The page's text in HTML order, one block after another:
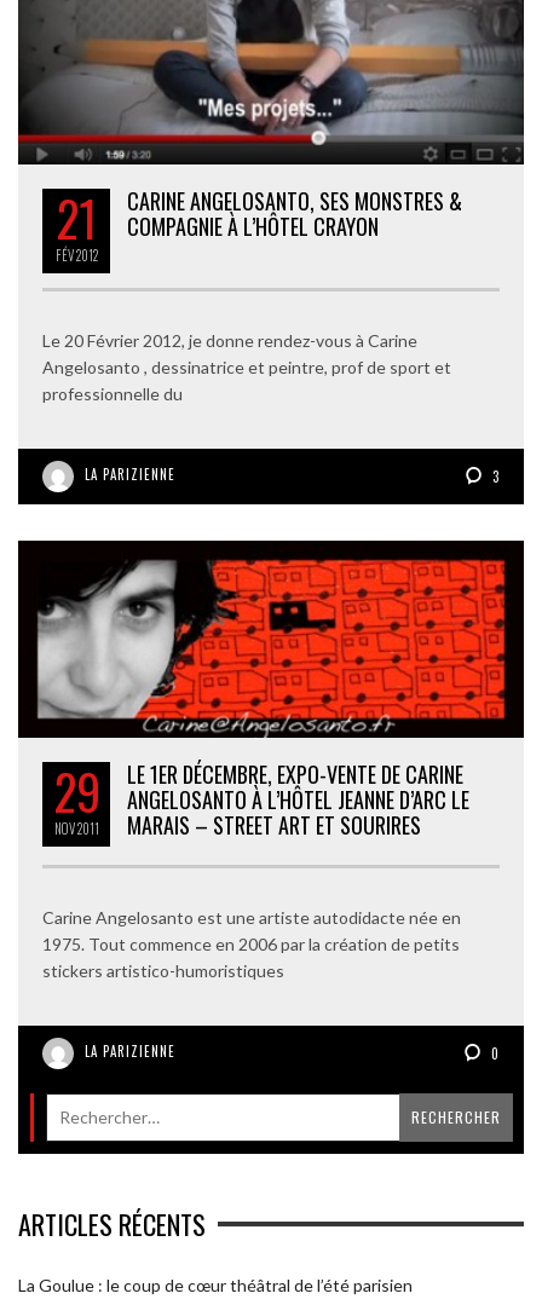
21
FÉV2012
CARINE ANGELOSANTO, SES MONSTRES &
COMPAGNIE À L’HÔTEL CRAYON
Le 20 Février 2012, je donne rendez-vous à Carine
Angelosanto , dessinatrice et peintre, prof de sport et
professionnelle du
LA PARIZIENNE 3
29
NOV2011
LE 1ER DÉCEMBRE, EXPO-VENTE DE CARINE
ANGELOSANTO À L’HÔTEL JEANNE D’ARC LE
MARAIS – STREET ART ET SOURIRES
Carine Angelosanto est une artiste autodidacte née en
1975. Tout commence en 2006 par la création de petits
stickers artistico-humoristiques
LA PARIZIENNE 0
ARTICLES RÉCENTS
La Goulue : le coup de cœur théâtral de l’été parisien